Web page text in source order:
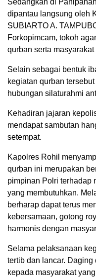
dipantau langsung oleh
SUBIARTO A.
Forkopimcam, tokoh
qurban serta
Selain sebagai bentuk
kegiatan qurban
hubungan silaturahmi
Kehadiran jajaran
mendapat sambutan
setempat.
Kapolres Rohil
qurban ini merupakan
pimpinan Polri terhadap
yang membutuhkan.
berharap dapat terus
kebersamaan, gotong
harmonis dengan
Selama pelaksanaan
tertib dan lancar.
kepada masyarakat